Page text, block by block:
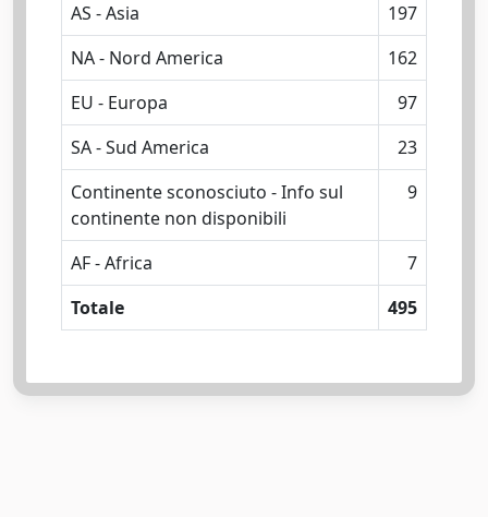
AS - Asia
197
NA - Nord America
162
EU - Europa
97
SA - Sud America
23
Continente sconosciuto - Info sul
continente non disponibili
9
AF - Africa
7
Totale
495